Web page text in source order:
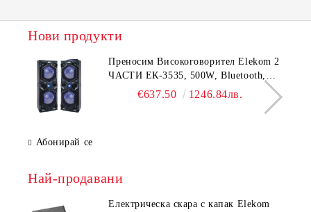
Нови продукти
Преносим Високоговорител Elekom 2
ЧАСТИ ЕК-3535, 500W, Bluetooth,
Bluetooth, USB, Караоке, 2
€637.50 1246.84лв.
Абонирай се
Най-продавани
Електрическа скара с капак Elekom